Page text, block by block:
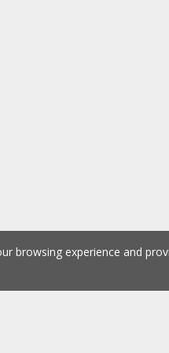
browsing experience and